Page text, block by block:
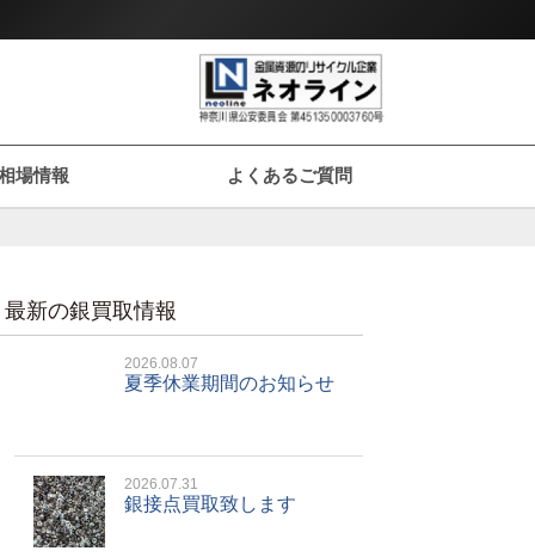
場情報 よくあるご質問
最新の銀買取情報
2026.08.07
夏季休業期間のお知らせ
2026.07.31
銀接点買取致します